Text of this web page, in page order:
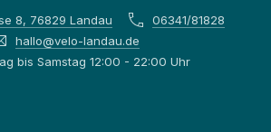
8, 76829 Landau
06341/81828
hallo@velo-landau.de
bis Samstag 12:00 - 22:00 Uhr